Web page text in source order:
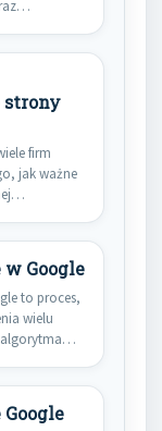
strony
firm
jak ważne
Google
to proces,
wielu